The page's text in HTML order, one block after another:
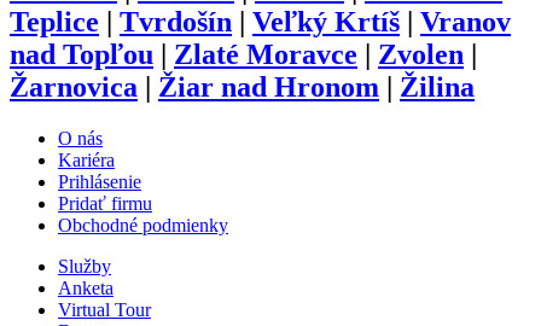
Teplice
Tvrdošín Veľký Krtíš
Vranov
nad Topľou
Zlaté Moravce Zvolen
Žarnovica
Žiar nad Hronom Žilina
O nás
Kariéra
Prihlásenie
Pridať firmu
Obchodné podmienky
Služby
Anketa
Virtual Tour